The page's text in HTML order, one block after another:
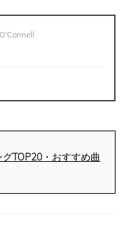
TOP20・おすすめ曲